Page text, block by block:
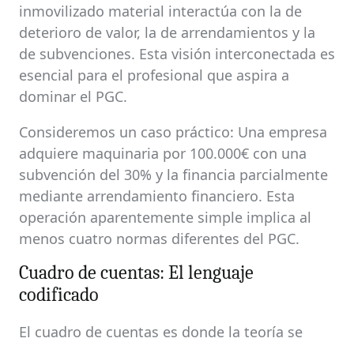
inmovilizado material interactúa con la de
deterioro de valor, la de arrendamientos y la
de subvenciones. Esta visión interconectada es
esencial para el profesional que aspira a
dominar el PGC.
Consideremos un caso práctico: Una empresa
adquiere maquinaria por 100.000€ con una
subvención del 30% y la financia parcialmente
mediante arrendamiento financiero. Esta
operación aparentemente simple implica al
menos cuatro normas diferentes del PGC.
Cuadro de cuentas: El lenguaje
codificado
El cuadro de cuentas es donde la teoría se